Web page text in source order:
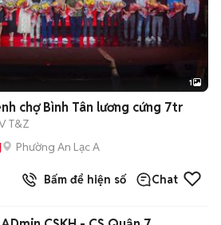
1
TUYỂN 2bán hàng kênh chợ Bình Tân lương cứng 7tr
T&Z
Phường An Lạc A
Bấm để hiện số Chat